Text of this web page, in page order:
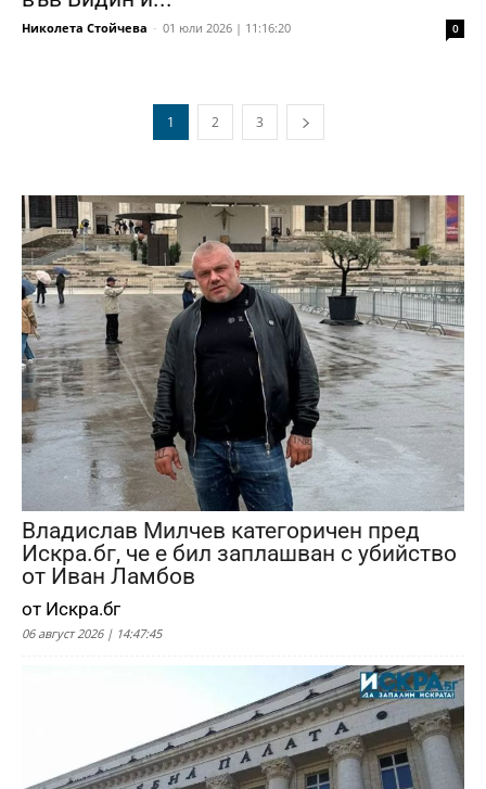
Николета Стойчева - 01 юли 2026 | 11:16:20 0
1 2 3
Владислав Милчев категоричен пред
Искра.бг, че е бил заплашван с убийство
от Иван Ламбов
от Искра.бг
06 август 2026 | 14:47:45